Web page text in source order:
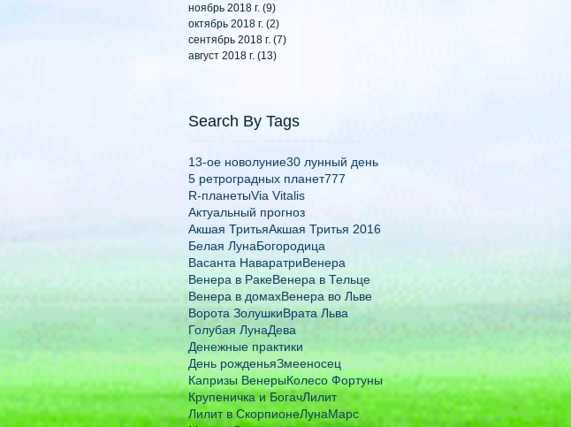
ноябрь 2018 г. (9)
октябрь 2018 г. (2)
сентябрь 2018 г. (7)
август 2018 г. (13)
Search By Tags
13-ое новолуние30 лунный день
5 ретроградных планет777
R-планетыVia Vitalis
Актуальный прогноз
Акшая ТритьяАкшая Тритья 2016
Белая ЛунаБогородица
Васанта НаваратриВенера
Венера в РакеВенера в Тельце
Венера в домахВенера во Льве
Ворота ЗолушкиВрата Льва
Голубая ЛунаДева
Денежные практики
День рожденьяЗмееносец
Капризы ВенерыКолесо Фортуны
Крупеничка и БогачЛилит
Лилит в СкорпионеЛунаМарс